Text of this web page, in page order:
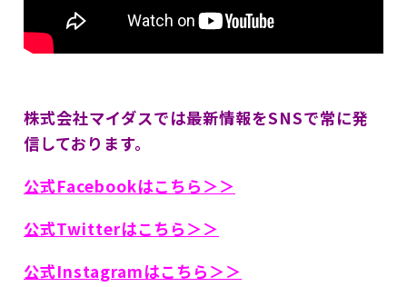
株式会社マイダスでは最新情報をSNSで常に発
信しております。
公式Facebookはこちら＞＞
公式Twitterはこちら＞＞
公式Instagramはこちら＞＞